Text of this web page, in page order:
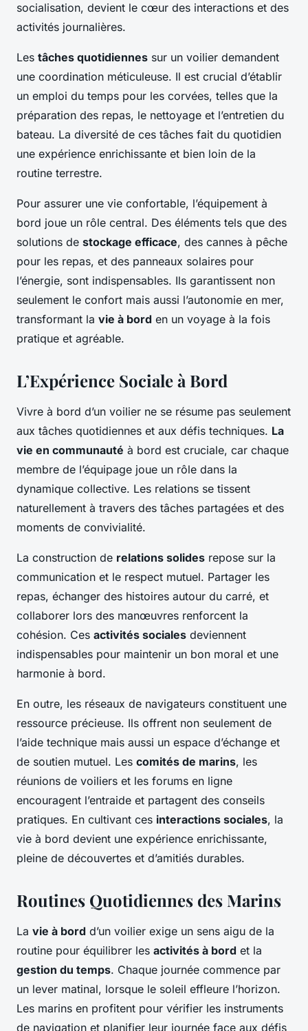
socialisation, devient le cœur des interactions et des
activités journalières.
Les tâches quotidiennes sur un voilier demandent
une coordination méticuleuse. Il est crucial d’établir
un emploi du temps pour les corvées, telles que la
préparation des repas, le nettoyage et l’entretien du
bateau. La diversité de ces tâches fait du quotidien
une expérience enrichissante et bien loin de la
routine terrestre.
Pour assurer une vie confortable, l’équipement à
bord joue un rôle central. Des éléments tels que des
solutions de stockage efficace, des cannes à pêche
pour les repas, et des panneaux solaires pour
l’énergie, sont indispensables. Ils garantissent non
seulement le confort mais aussi l’autonomie en mer,
transformant la vie à bord en un voyage à la fois
pratique et agréable.
L’Expérience Sociale à Bord
Vivre à bord d’un voilier ne se résume pas seulement
aux tâches quotidiennes et aux défis techniques. La
vie en communauté à bord est cruciale, car chaque
membre de l’équipage joue un rôle dans la
dynamique collective. Les relations se tissent
naturellement à travers des tâches partagées et des
moments de convivialité.
La construction de relations solides repose sur la
communication et le respect mutuel. Partager les
repas, échanger des histoires autour du carré, et
collaborer lors des manœuvres renforcent la
cohésion. Ces activités sociales deviennent
indispensables pour maintenir un bon moral et une
harmonie à bord.
En outre, les réseaux de navigateurs constituent une
ressource précieuse. Ils offrent non seulement de
l’aide technique mais aussi un espace d’échange et
de soutien mutuel. Les comités de marins, les
réunions de voiliers et les forums en ligne
encouragent l’entraide et partagent des conseils
pratiques. En cultivant ces interactions sociales, la
vie à bord devient une expérience enrichissante,
pleine de découvertes et d’amitiés durables.
Routines Quotidiennes des Marins
La vie à bord d’un voilier exige un sens aigu de la
routine pour équilibrer les activités à bord et la
gestion du temps. Chaque journée commence par
un lever matinal, lorsque le soleil effleure l’horizon.
Les marins en profitent pour vérifier les instruments
de navigation et planifier leur journée face aux défis